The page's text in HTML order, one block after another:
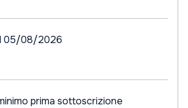
05/08/2026
prima sottoscrizione